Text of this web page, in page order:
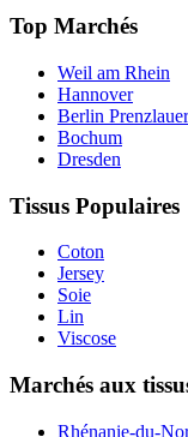
Top Marchés
Weil am Rhein
Hannover
Berlin
Bochum
Dresden
Tissus Populaires
Coton
Jersey
Soie
Lin
Viscose
Marchés aux
Rhénanie-du-